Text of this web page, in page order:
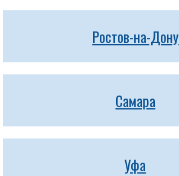
Ростов-на-Дону
Самара
Уфа